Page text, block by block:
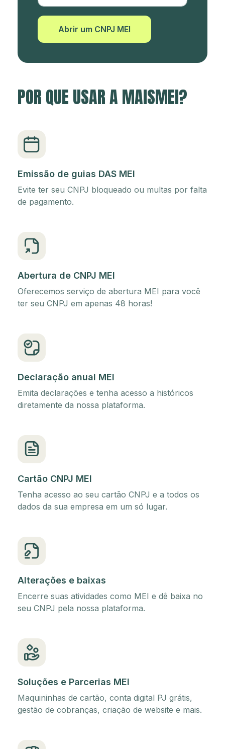
Abrir um CNPJ MEI
POR QUE USAR A MAISMEI?
Emissão de guias DAS MEI
Evite ter seu CNPJ bloqueado ou multas por falta
de pagamento.
Abertura de CNPJ MEI
Oferecemos serviço de abertura MEI para você
ter seu CNPJ em apenas 48 horas!
Declaração anual MEI
Emita declarações e tenha acesso a históricos
diretamente da nossa plataforma.
Cartão CNPJ MEI
Tenha acesso ao seu cartão CNPJ e a todos os
dados da sua empresa em um só lugar.
Alterações e baixas
Encerre suas atividades como MEI e dê baixa no
seu CNPJ pela nossa plataforma.
Soluções e Parcerias MEI
Maquininhas de cartão, conta digital PJ grátis,
gestão de cobranças, criação de website e mais.